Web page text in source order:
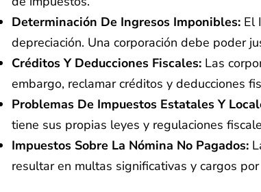
Determinación De Ingresos Imponibles: El
depreciación. Una corporación debe poder
Créditos Y Deducciones Fiscales: Las
embargo, reclamar créditos y deducciones
Problemas De Impuestos Estatales Y
tiene sus propias leyes y regulaciones
Impuestos Sobre La Nómina No Pagados:
resultar en multas significativas y cargos